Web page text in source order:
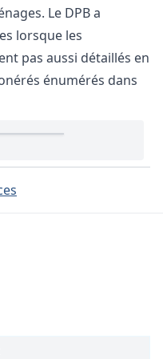
Le DPB a
lorsque les
pas aussi détaillés en
énumérés dans